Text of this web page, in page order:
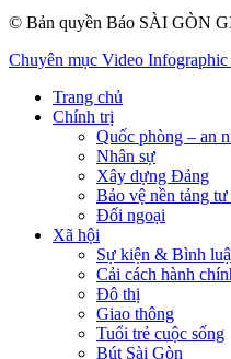
© Bản quyền Báo SÀI GÒN
Chuyên mục Video
Trang chủ
Chính trị
Quốc phòng – an
Nhân sự
Xây dựng Đảng
Bảo vệ nền tảng
Đối ngoại
Xã hội
Sự kiện & Bình
Cải cách hành
Đô thị
Giao thông
Tuổi trẻ cuộc sống
Bút Sài Gòn